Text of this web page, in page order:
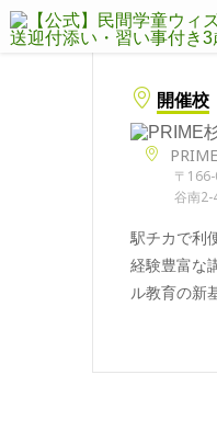
開催校
〒
谷南2-
駅チカで利
経験豊富な
ル教育の新